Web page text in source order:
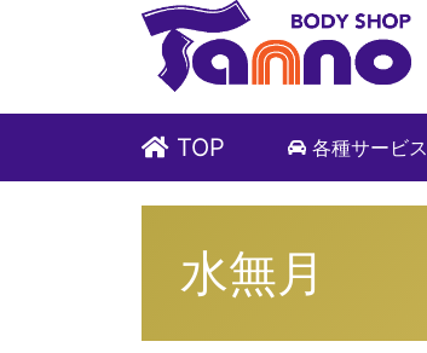
TOP 各種サービス
水無月